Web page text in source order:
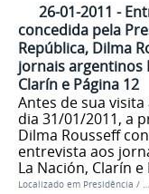
26-01-2011 -
concedida pela
República, Dilma
jornais argentinos
Clarín e Página 12
Antes de sua
dia 31/01/2011, a
Dilma Rousseff
entrevista aos
La Nación, Clarín e
Localizado em Presidência / …